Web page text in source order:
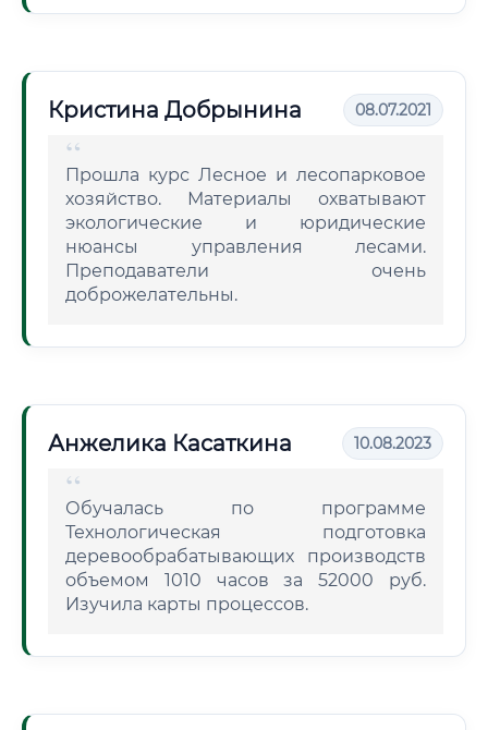
Кристина Добрынина 08.07.2021
Прошла курс Лесное и лесопарковое
хозяйство. Материалы охватывают
экологические и юридические
нюансы управления лесами.
Преподаватели очень
доброжелательны.
Анжелика Касаткина 10.08.2023
Обучалась по программе
Технологическая подготовка
деревообрабатывающих производств
объемом 1010 часов за 52000 руб.
Изучила карты процессов.